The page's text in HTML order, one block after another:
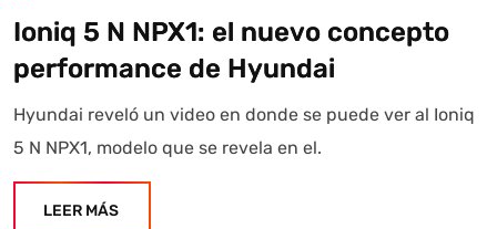
Ioniq 5 N NPX1: el nuevo concepto
performance de Hyundai
Hyundai reveló un video en donde se puede ver al Ioniq
5 N NPX1, modelo que se revela en el.
LEER MÁS